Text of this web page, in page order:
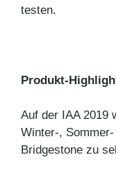
testen.
Produkt-
Auf der IAA 2019
Winter-,
Bridgestone zu